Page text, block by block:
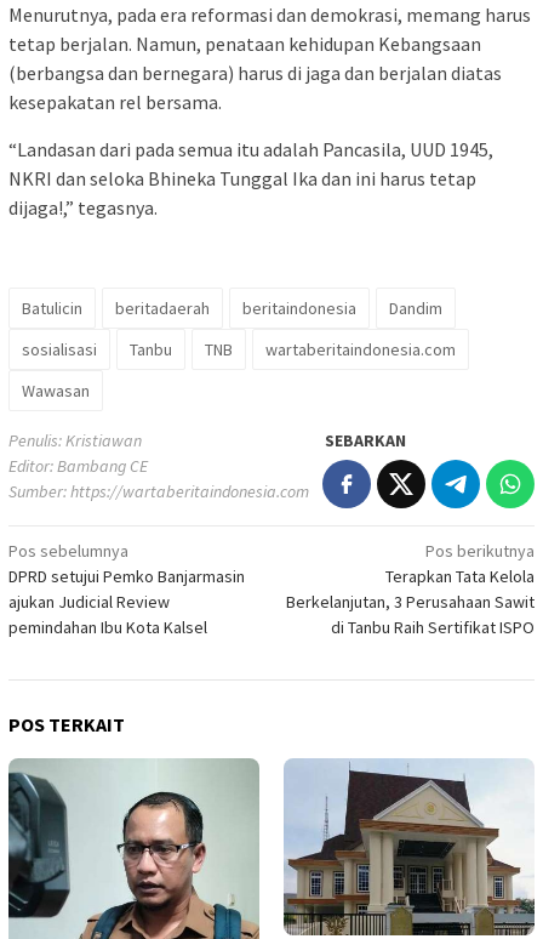
Menurutnya, pada era reformasi dan demokrasi, memang harus
tetap berjalan. Namun, penataan kehidupan Kebangsaan
(berbangsa dan bernegara) harus di jaga dan berjalan diatas
kesepakatan rel bersama.
“Landasan dari pada semua itu adalah Pancasila, UUD 1945,
NKRI dan seloka Bhineka Tunggal Ika dan ini harus tetap
dijaga!,” tegasnya.
Batulicin beritadaerah beritaindonesia
Dandim
sosialisasi
Tanbu TNB
wartaberitaindonesia.com
Wawasan
Penulis: Kristiawan
Editor: Bambang CE
Sumber:https://wartaberitaindonesia.com
SEBARKAN
Navigasi
pos
Pos sebelumnya
DPRD setujui Pemko Banjarmasin
ajukan Judicial Review
pemindahan Ibu Kota Kalsel
Pos berikutnya
Terapkan Tata Kelola
Berkelanjutan, 3 Perusahaan Sawit
di Tanbu Raih Sertifikat ISPO
POS TERKAIT